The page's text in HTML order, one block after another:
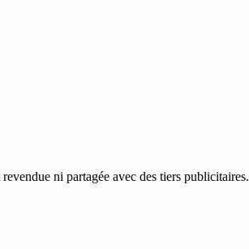
ni partagée avec des tiers publicitaires.